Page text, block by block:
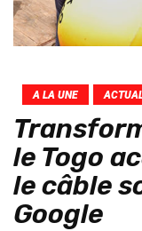
A LA UNE
le Togo
le câble
Google